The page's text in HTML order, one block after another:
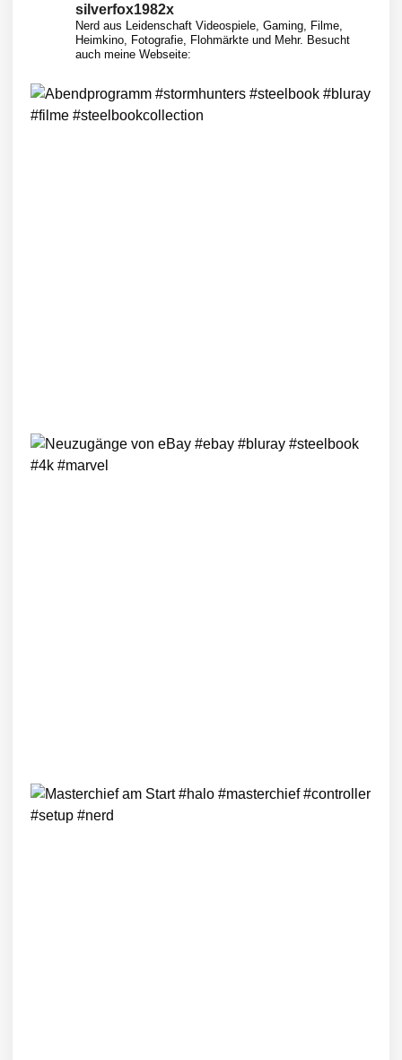
silverfox1982x
Nerd aus Leidenschaft Videospiele, Gaming, Filme,
Heimkino, Fotografie, Flohmärkte und Mehr. Besucht
auch meine Webseite: